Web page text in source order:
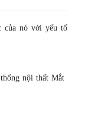
của nó với yếu tố
nội thất Mắt